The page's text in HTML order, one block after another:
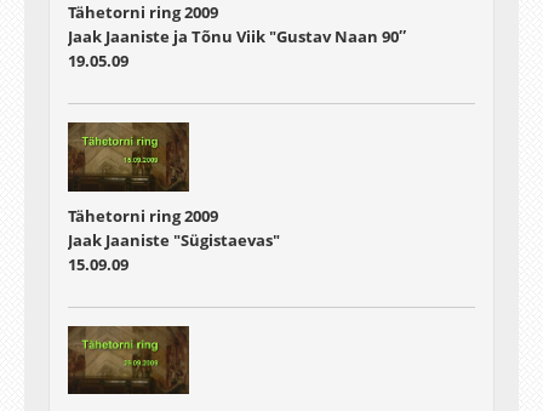
Tähetorni ring 2009
Jaak Jaaniste ja Tõnu Viik "Gustav Naan 90″
19.05.09
Tähetorni ring 2009
Jaak Jaaniste "Sügistaevas"
15.09.09